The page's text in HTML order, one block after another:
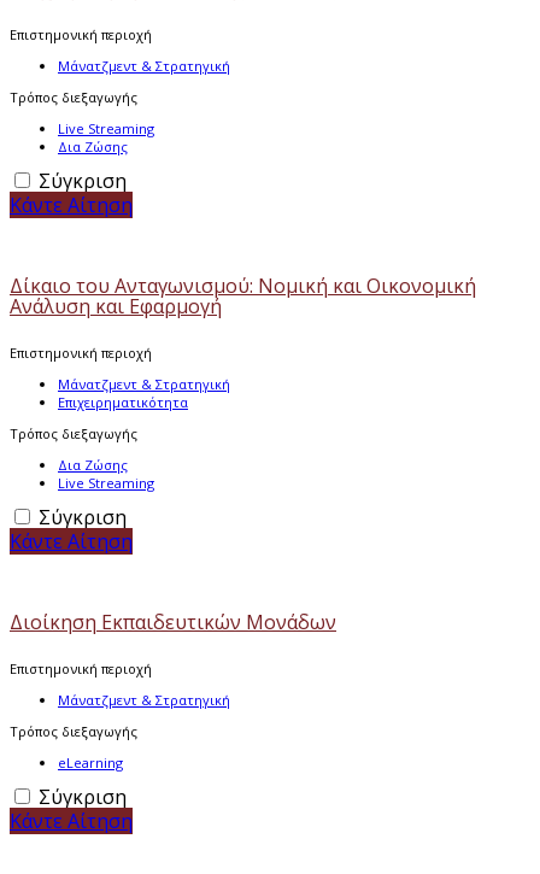
Επιστημονική περιοχή
Μάνατζμεντ & Στρατηγική
Τρόπος διεξαγωγής
Live Streaming
Δια Ζώσης
Σύγκριση
Κάντε Αίτηση
Δίκαιο του Ανταγωνισμού: Νομική και Οικονομική
Ανάλυση και Εφαρμογή
Επιστημονική περιοχή
Μάνατζμεντ & Στρατηγική
Επιχειρηματικότητα
Τρόπος διεξαγωγής
Δια Ζώσης
Live Streaming
Σύγκριση
Κάντε Αίτηση
Διοίκηση Εκπαιδευτικών Μονάδων
Επιστημονική περιοχή
Μάνατζμεντ & Στρατηγική
Τρόπος διεξαγωγής
eLearning
Σύγκριση
Κάντε Αίτηση